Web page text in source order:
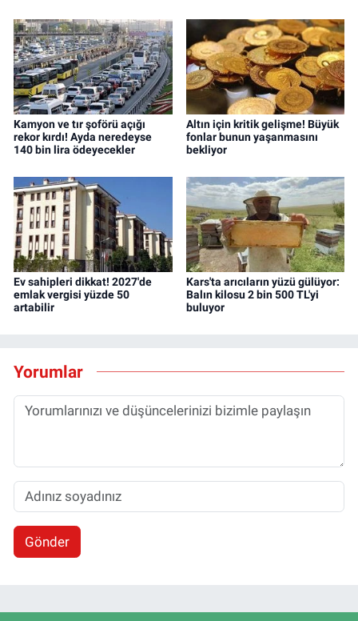
Kamyon ve tır şoförü açığı
rekor kırdı! Ayda neredeyse
140 bin lira ödeyecekler
Altın için kritik gelişme! Büyük
fonlar bunun yaşanmasını
bekliyor
Ev sahipleri dikkat! 2027'de
emlak vergisi yüzde 50
artabilir
Kars'ta arıcıların yüzü gülüyor:
Balın kilosu 2 bin 500 TL'yi
buluyor
Yorumlar
Gönder